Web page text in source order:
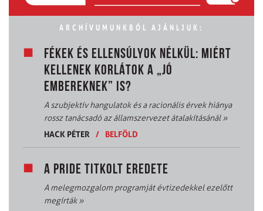
ARCHÍVUMUNKBÓL AJÁNLJUK:
FÉKEK ÉS ELLENSÚLYOK NÉLKÜL: MIÉRT
KELLENEK KORLÁTOK A „JÓ
EMBEREKNEK” IS?
A szubjektív hangulatok és a racionális érvek hiánya
rossz tanácsadó az államszervezet átalakításánál»
HACK PÉTER
/ BELFÖLD
A PRIDE TITKOLT EREDETE
A melegmozgalom programját évtizedekkel ezelőtt
megírták»